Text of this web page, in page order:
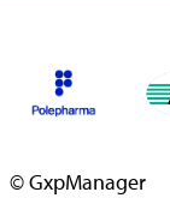
© GxpManager